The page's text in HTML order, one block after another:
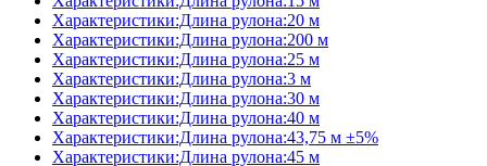
Характеристики:Длина рулона:20 м
Характеристики:Длина рулона:200 м
Характеристики:Длина рулона:25 м
Характеристики:Длина рулона:3 м
Характеристики:Длина рулона:30 м
Характеристики:Длина рулона:40 м
Характеристики:Длина рулона:43,75 м ±5%
Характеристики:Длина рулона:45 м